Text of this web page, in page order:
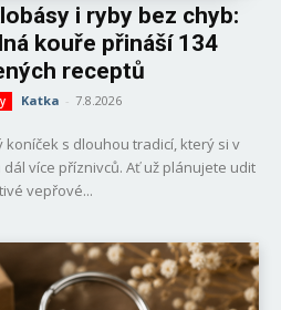
i ryby bez chyb:
kouře přináší 134
receptů
Katka - 7.8.2026
s dlouhou tradicí, který si v
více příznivců. Ať už plánujete udit
vepřové...